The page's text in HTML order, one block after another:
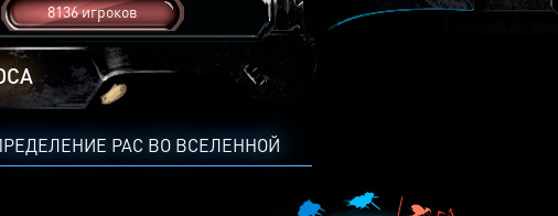
8136 игроков
РАС ВО ВСЕЛЕННОЙ